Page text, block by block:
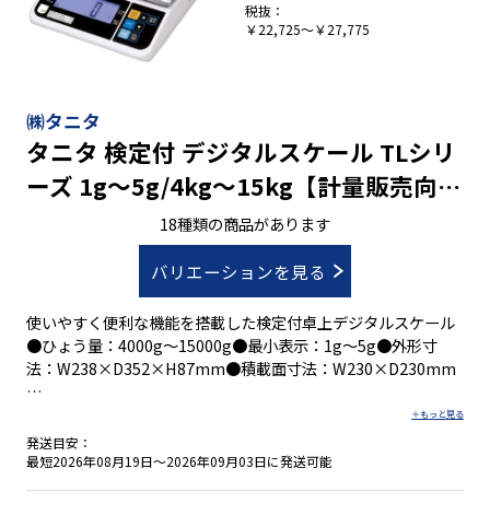
オプション
㈱タニタ
タニタ 検定付 デジタルスケール TLシリ
ーズ 1g～5g/4kg～15kg【計量販売向け
に多数実績あり】18種類の商品があります
バリエーションを見る
使いやすく便利な機能を搭載した検定付卓上デジタルスケール
●ひょう量：4000g～15000g●最小表示：1g～5g●外形寸
法：W238×D352×H87mm●積載面寸法：W230×D230mm
●拡張表示でより細かい計量が可能(ＴＬ-２８０)
●暗いところでも使いやすいバックライト付
発送目安：
最短2026年08月19日～2026年09月03日に発送可能
税抜：
￥22,725～￥27,775